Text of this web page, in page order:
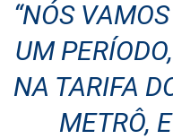
“NÓS
UM
NA TARIFA
METRÔ,